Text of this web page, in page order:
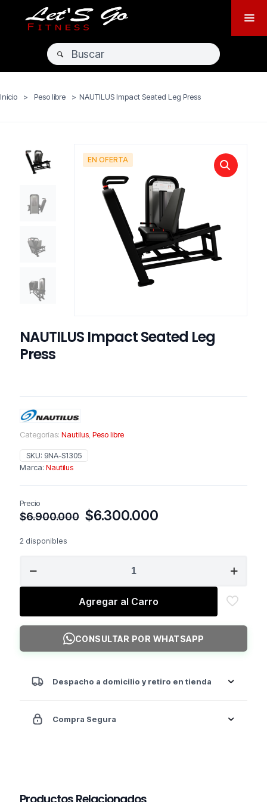
Inicio > Peso libre > NAUTILUS Impact Seated Leg Press
EN OFERTA
NAUTILUS Impact Seated Leg
Press
Categorías: Nautilus Peso libre
SKU: 9NA-S1305
Marca: Nautilus
Precio
$6.900.000 El
$6.900.000.
$6.300.000
$6.300.000.
2 disponibles
Impact
cantidad
Agregar al Carro
CONSULTAR POR WHATSAPP
Despacho a domicilio y retiro en tienda
Compra Segura